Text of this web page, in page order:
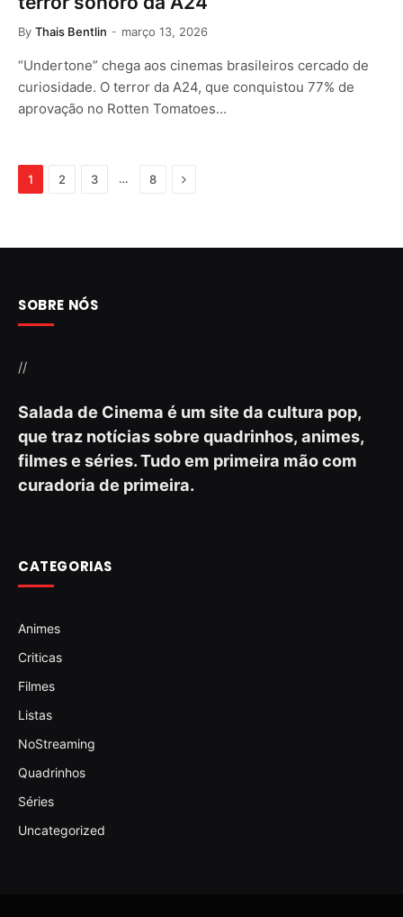
By Thais Bentlin março 13, 2026
“Undertone” chega aos cinemas brasileiros cercado de
curiosidade. O terror da A24, que conquistou 77% de
aprovação no Rotten Tomatoes…
1 2 3 … 8 Next
SOBRE NÓS
//
Salada de Cinema é um site da cultura pop,
que traz notícias sobre quadrinhos, animes,
filmes e séries. Tudo em primeira mão com
curadoria de primeira.
CATEGORIAS
Animes
Criticas
Filmes
Listas
NoStreaming
Quadrinhos
Séries
Uncategorized